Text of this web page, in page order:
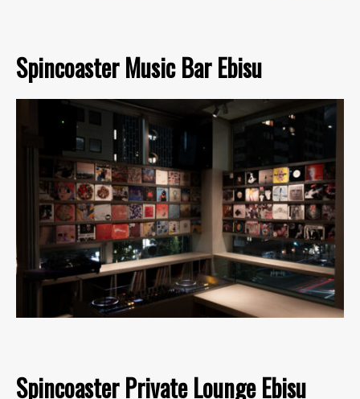
Spincoaster Music Bar Ebisu
Spincoaster Private Lounge Ebisu